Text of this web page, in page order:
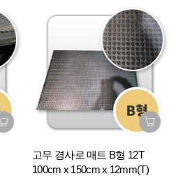
고무 경사로 매트 B형 12T
100cm x 150cm x 12mm(T)